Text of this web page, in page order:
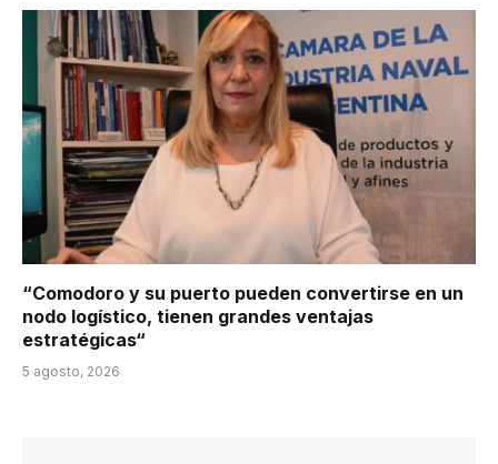
“Comodoro y su puerto pueden convertirse en un
nodo logístico, tienen grandes ventajas
estratégicas“
5 agosto, 2026